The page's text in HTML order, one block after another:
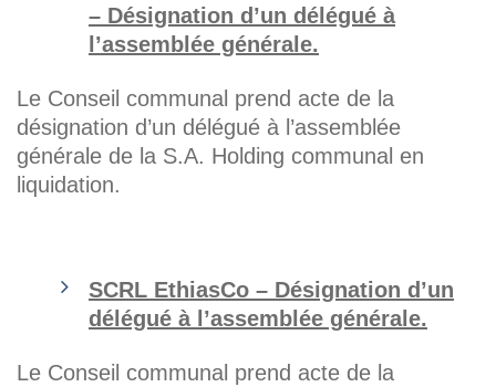
– Désignation d’un délégué à
l’assemblée générale.
Le Conseil communal prend acte de la
désignation d’un délégué à l’assemblée
générale de la S.A. Holding communal en
liquidation.
SCRL EthiasCo – Désignation d’un
délégué à l’assemblée générale.
Le Conseil communal prend acte de la